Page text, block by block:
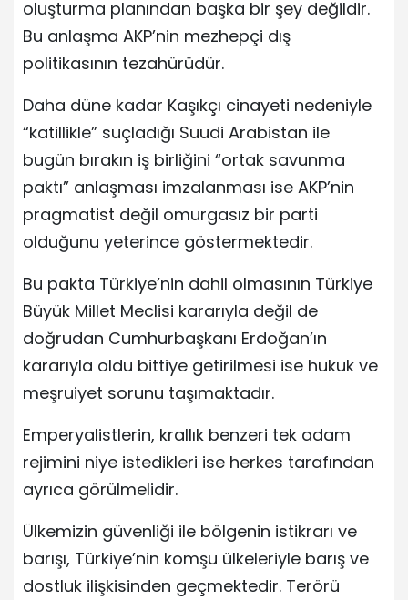
oluşturma planından başka bir şey değildir.
Bu anlaşma AKP’nin mezhepçi dış
politikasının tezahürüdür.
Daha düne kadar Kaşıkçı cinayeti nedeniyle
“katillikle” suçladığı Suudi Arabistan ile
bugün bırakın iş birliğini “ortak savunma
paktı” anlaşması imzalanması ise AKP’nin
pragmatist değil omurgasız bir parti
olduğunu yeterince göstermektedir.
Bu pakta Türkiye’nin dahil olmasının Türkiye
Büyük Millet Meclisi kararıyla değil de
doğrudan Cumhurbaşkanı Erdoğan’ın
kararıyla oldu bittiye getirilmesi ise hukuk ve
meşruiyet sorunu taşımaktadır.
Emperyalistlerin, krallık benzeri tek adam
rejimini niye istedikleri ise herkes tarafından
ayrıca görülmelidir.
Ülkemizin güvenliği ile bölgenin istikrarı ve
barışı, Türkiye’nin komşu ülkeleriyle barış ve
dostluk ilişkisinden geçmektedir. Terörü